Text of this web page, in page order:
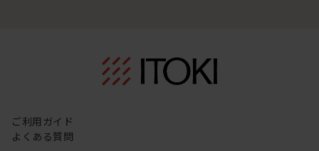
ご利用ガイド
よくある質問